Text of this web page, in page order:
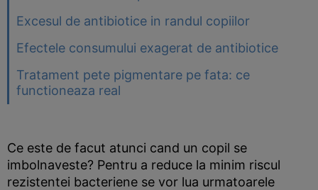
Excesul de antibiotice in randul copiilor
Efectele consumului exagerat de antibiotice
Tratament pete pigmentare pe fata: ce
functioneaza real
Ce este de facut atunci cand un copil se
imbolnaveste? Pentru a reduce la minim riscul
rezistentei bacteriene se vor lua urmatoarele